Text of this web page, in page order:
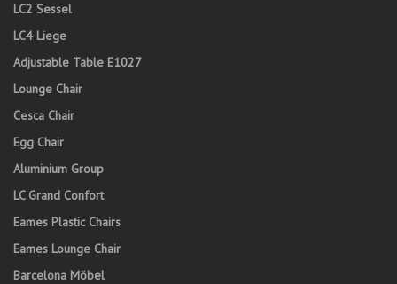
LC2 Sessel
LC4 Liege
Adjustable Table E1027
Lounge Chair
Cesca Chair
Egg Chair
Aluminium Group
LC Grand Confort
Eames Plastic Chairs
Eames Lounge Chair
Barcelona Möbel